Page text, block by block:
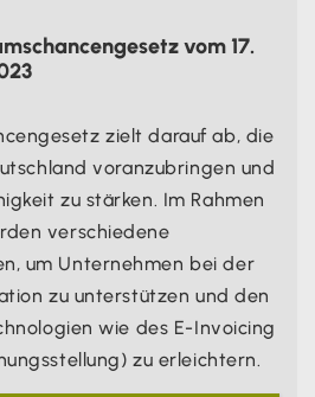
vom 17.
zielt darauf ab, die
voranzubringen und
zu stärken. Im Rahmen
verschiedene
um Unternehmen bei der
zu unterstützen und den
wie des E-Invoicing
zu erleichtern.